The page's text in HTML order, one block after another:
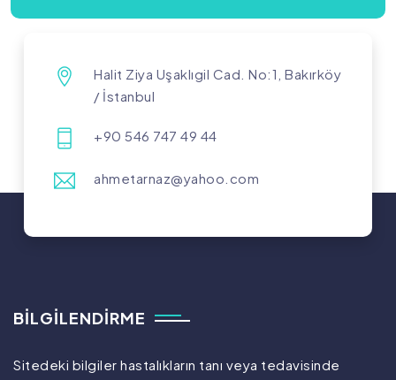
Halit Ziya Uşaklıgil Cad. No:1, Bakırköy
/ İstanbul
+90 546 747 49 44
ahmetarnaz@yahoo.com
BILGILENDIRME
Sitedeki bilgiler hastalıkların tanı veya tedavisinde